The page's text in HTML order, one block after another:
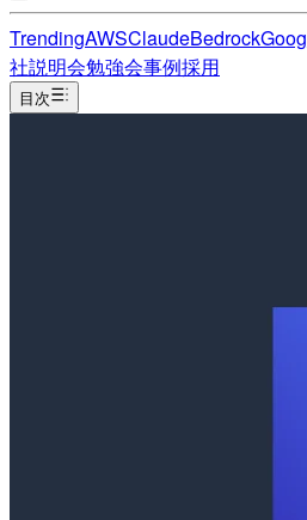
TrendingAWSClaudeBedrock
社説明会勉強会事例採用
目次